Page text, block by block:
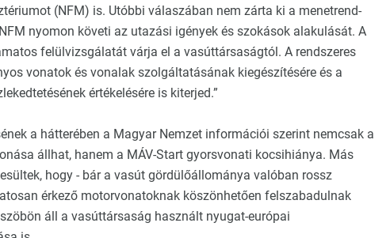
(NFM) is. Utóbbi válaszában nem zárta ki a menetrend-
nyomon követi az utazási igények és szokások alakulását. A
felülvizsgálatát várja el a vasúttársaságtól. A rendszeres
vonatok és vonalak szolgáltatásának kiegészítésére és a
értékelésére is kiterjed.”
a hátterében a Magyar Nemzet információi szerint nemcsak a
állhat, hanem a MÁV-Start gyorsvonati kocsihiánya. Más
hogy - bár a vasút gördülőállománya valóban rossz
érkező motorvonatoknak köszönhetően felszabadulnak
áll a vasúttársaság használt nyugat-európai